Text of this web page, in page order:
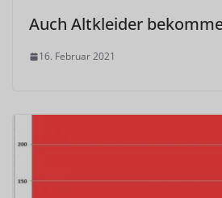
Auch Altkleider
16. Februar 2021